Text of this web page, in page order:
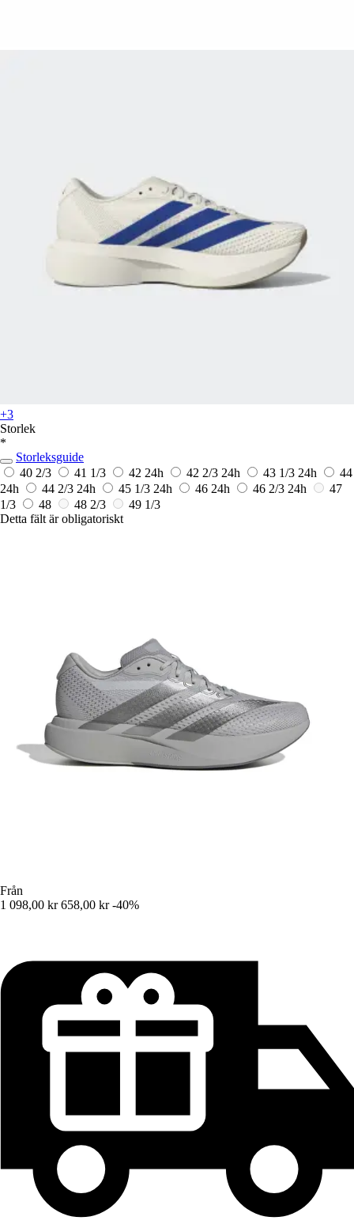
+3
Storlek
*
Storleksguide
40 2/3
41 1/3 42 24h 42 2/3 24h 43 1/3 24h
44
24h
44 2/3 24h 45 1/3 24h 46 24h 46 2/3 24h
47
1/3
48 48 2/3
49 1/3
Detta fält är obligatoriskt
Från
1 098,00 kr 658,00 kr -40%